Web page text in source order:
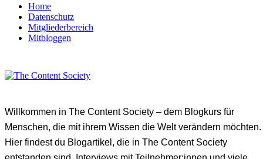
Home
Datenschutz
Mitgliederbereich
Mitbloggen
Willkommen in The Content Society – dem Blogkurs für
Menschen, die mit ihrem Wissen die Welt verändern möchten.
Hier findest du Blogartikel, die in The Content Society